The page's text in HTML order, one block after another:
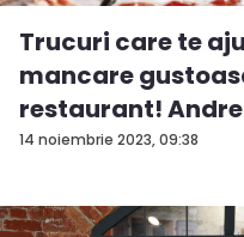
14 noiembrie 2023, 09:38
Trucuri care te
mancare
restaurant!
m...